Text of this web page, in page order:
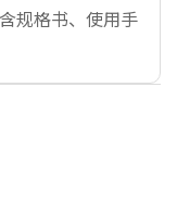
规格书、使用手